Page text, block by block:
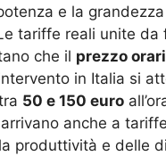
e la
tariffe reali unite da
che il prezzo
in Italia si
50 e 150 euro
anche a
produttività e delle